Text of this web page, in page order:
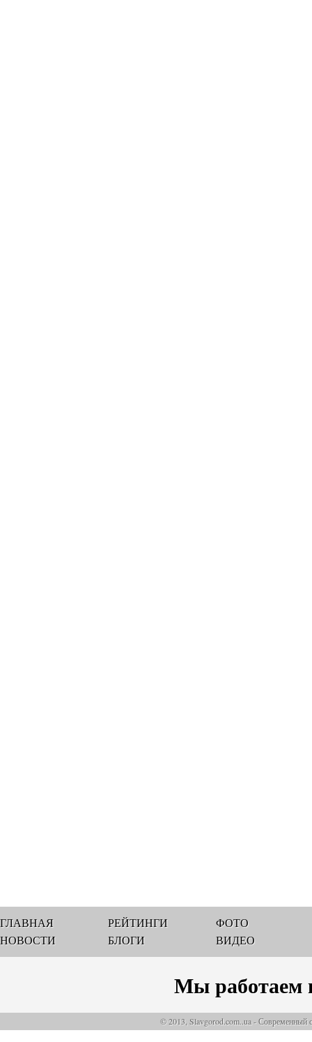
ГЛАВНАЯ
НОВОСТИ
РЕЙТИНГИ
БЛОГИ
ФОТО
ВИДЕО
Мы работаем
© 2013, Slavgorod.com..ua - Современный